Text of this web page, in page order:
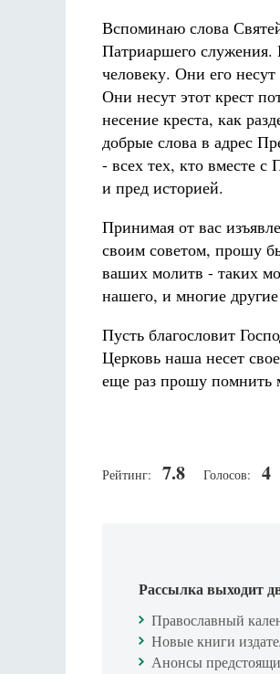
Вспоминаю слова
Патриаршего служения.
человеку. Они его
Они несут этот крест
несение креста, как
добрые слова в адрес
- всех тех, кто вместе с
и пред историей.
Принимая от вас
своим советом, прошу
ваших молитв - таких
нашего, и многие
Пусть благословит
Церковь наша несет
еще раз прошу помнить
Рейтинг: 7.8 Голосов: 4
Рассылка выходит
Православный
Новые книги
Анонсы